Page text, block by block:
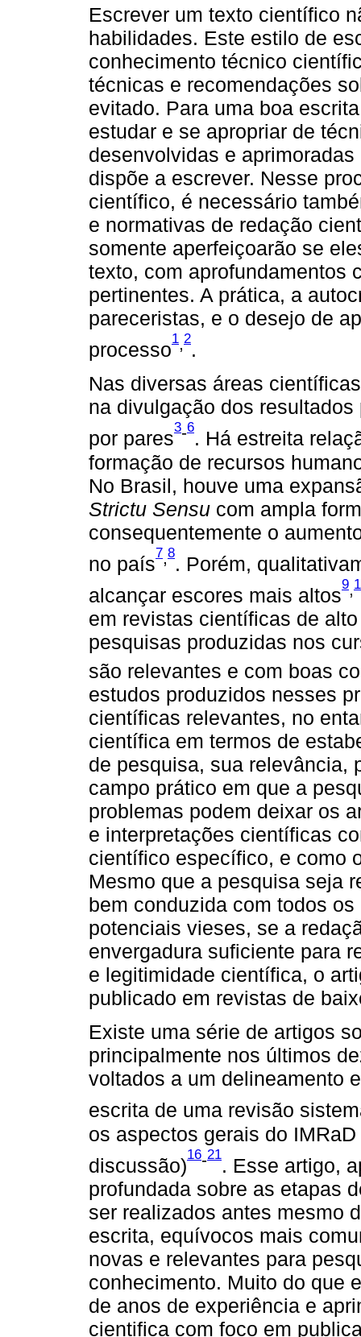
Escrever um texto científico
habilidades. Este estilo de
conhecimento técnico
técnicas e recomendações
evitado. Para uma boa
estudar e se apropriar de
desenvolvidas e
dispõe a escrever. Nesse
científico, é necessário
e normativas de redação
somente aperfeiçoarão se
texto, com aprofundamentos
pertinentes. A prática, a
pareceristas, e o desejo de
processo
1,2
.
Nas diversas áreas
na divulgação dos
por pares
3-6
. Há estreita
formação de recursos
No Brasil, houve uma
Strictu Sensu com ampla
consequentemente o
no país
7,8
. Porém,
alcançar escores mais altos
9,
em revistas científicas de
pesquisas produzidas nos
são relevantes e com boas
estudos produzidos nesses
científicas relevantes, no
científica em termos de
de pesquisa, sua relevância,
campo prático em que a
problemas podem deixar os
e interpretações científicas
científico específico, e como
Mesmo que a pesquisa seja
bem conduzida com todos
potenciais vieses, se a
envergadura suficiente para
e legitimidade científica, o
publicado em revistas de
Existe uma série de artigos
principalmente nos últimos
voltados a um delineamento
escrita de uma revisão
os aspectos gerais do
discussão)
16-21
. Esse artigo,
profundada sobre as etapas
ser realizados antes mesmo
escrita, equívocos mais
novas e relevantes para
conhecimento. Muito do que
de anos de experiência e
cientifica com foco em